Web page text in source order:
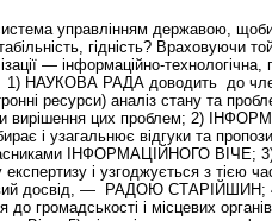
управлінням державою, щоби
гідність? Враховуючи
— інформаційно-
1) НАУКОВА РАДА доводить до
ресурси) аналіз стану та
вирішення цих проблем; 2)
і узагальнює відгуки та
ІНФОРМАЦІЙНОГО ВІЧЕ; 3)
і узгоджується з тією
досвід, — РАДОЮ СТАРІЙШИН;
до громадськості і місцевих